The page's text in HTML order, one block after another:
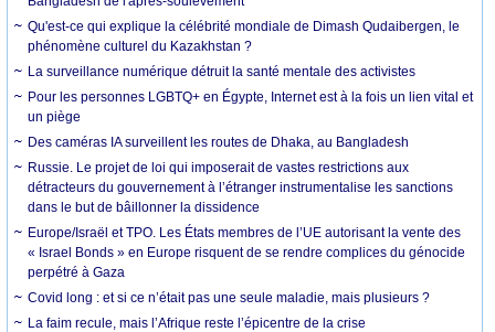
Qu'est-ce qui explique la célébrité mondiale de Dimash Qudaibergen, le
phénomène culturel du Kazakhstan ?
La surveillance numérique détruit la santé mentale des activistes
Pour les personnes LGBTQ+ en Égypte, Internet est à la fois un lien vital et
un piège
Des caméras IA surveillent les routes de Dhaka, au Bangladesh
Russie. Le projet de loi qui imposerait de vastes restrictions aux
détracteurs du gouvernement à l’étranger instrumentalise les sanctions
dans le but de bâillonner la dissidence
Europe/Israël et TPO. Les États membres de l’UE autorisant la vente des
« Israel Bonds » en Europe risquent de se rendre complices du génocide
perpétré à Gaza
Covid long : et si ce n’était pas une seule maladie, mais plusieurs ?
La faim recule, mais l’Afrique reste l’épicentre de la crise